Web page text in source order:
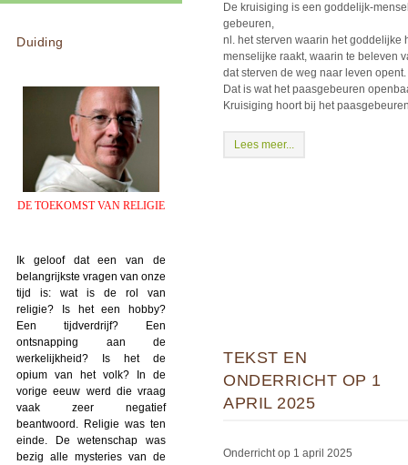
Duiding
DE TOEKOMST VAN RELIGIE
Ik geloof dat een van de
belangrijkste vragen van onze
tijd is: wat is de rol van
religie? Is het een hobby?
Een tijdverdrijf? Een
ontsnapping aan de
werkelijkheid? Is het de
opium van het volk? In de
vorige eeuw werd die vraag
vaak zeer negatief
beantwoord. Religie was ten
einde. De wetenschap was
bezig alle mysteries van de
De kruisiging is een goddelijk-
gebeuren,
nl. het sterven waarin het goddelijke
menselijke raakt, waarin te beleven
dat sterven de weg naar leven opent.
Dat is wat het paasgebeuren
Kruisiging hoort bij het
Lees meer...
TEKST EN
ONDERRICHT OP 1
APRIL 2025
Onderricht op 1 april 2025